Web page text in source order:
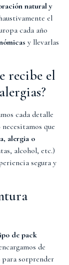
natural y
el
cada año
y llevarlas
recibe el
cada detalle
que
alergia o
alcohol, etc.)
segura y
de pack
de
para sorprender